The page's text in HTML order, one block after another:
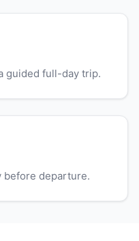
guided full-day trip.
before departure.